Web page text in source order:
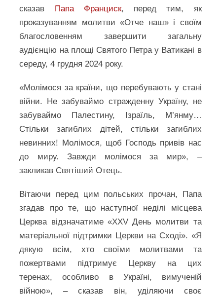
сказав Папа Франциск, перед тим, як
проказуванням молитви «Отче наш» і своїм
благословенням завершити загальну
аудієнцію на площі Святого Петра у Ватикані в
середу, 4 грудня 2024 року.
«Молімося за країни, що перебувають у стані
війни. Не забуваймо стражденну Україну, не
забуваймо Палестину, Ізраїль, М’янму…
Стільки загиблих дітей, стільки загиблих
невинних! Молімося, щоб Господь привів нас
до миру. Завжди молімося за мир», –
закликав Святіший Отець.
Вітаючи перед цим польських прочан, Папа
згадав про те, що наступної неділі місцева
Церква відзначатиме «XXV День молитви та
матеріальної підтримки Церкви на Сході». «Я
дякую всім, хто своїми молитвами та
пожертвами підтримує Церкву на цих
теренах, особливо в Україні, вимученій
війною», – сказав він, уділяючи своє